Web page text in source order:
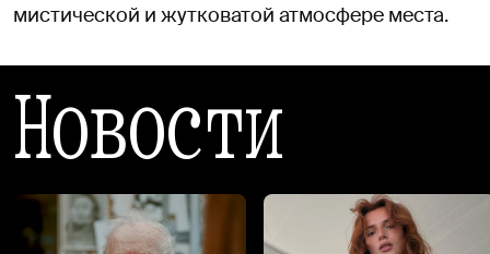
мистической и жутковатой атмосфере места.
Новости